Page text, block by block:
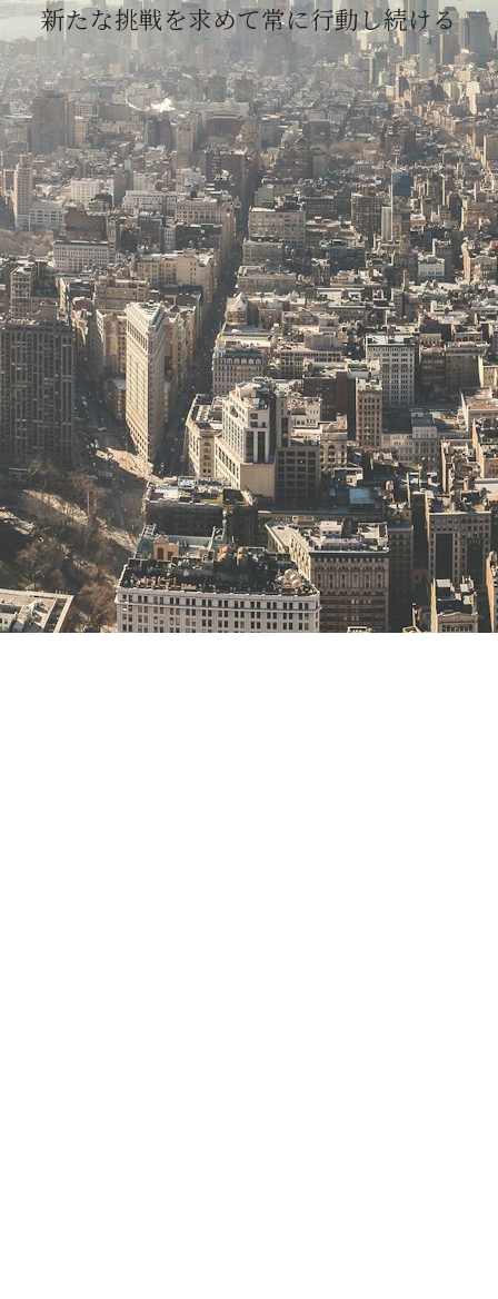
新たな挑戦を求めて常に行動し続ける